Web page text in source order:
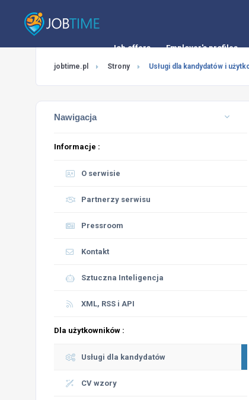
Job offers Employer's profiles
jobtime.pl Strony Usługi dla kandydatów i
Nawigacja
Informacje :
O serwisie
Partnerzy serwisu
Pressroom
Kontakt
Sztuczna Inteligencja
XML, RSS i API
Dla użytkowników :
Usługi dla kandydatów
CV wzory